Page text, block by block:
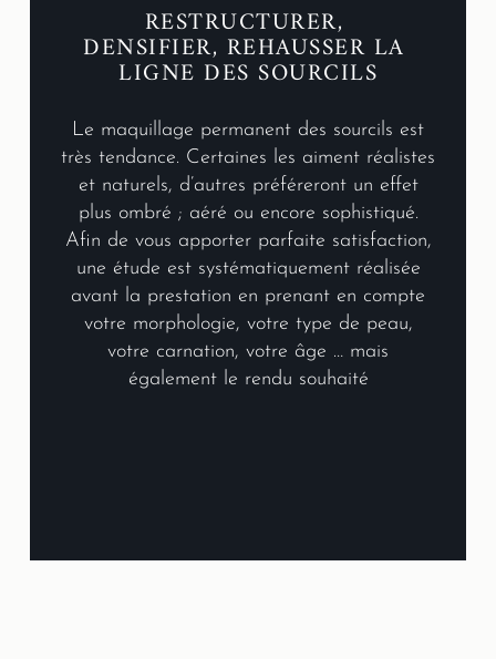
RESTRUCTURER,
DENSIFIER, REHAUSSER LA
LIGNE DES SOURCILS
Le maquillage permanent des sourcils est
très tendance. Certaines les aiment réalistes
et naturels, d’autres préféreront un effet
plus ombré ; aéré ou encore sophistiqué.
Afin de vous apporter parfaite satisfaction,
une étude est systématiquement réalisée
avant la prestation en prenant en compte
votre morphologie, votre type de peau,
votre carnation, votre âge … mais
également le rendu souhaité